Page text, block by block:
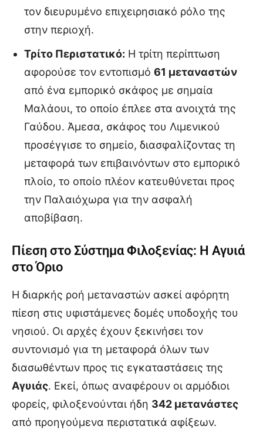
τον διευρυμένο επιχειρησιακό ρόλο της
στην περιοχή.
Τρίτο Περιστατικό: Η τρίτη περίπτωση
αφορούσε τον εντοπισμό 61 μεταναστών
από ένα εμπορικό σκάφος με σημαία
Μαλάουι, το οποίο έπλεε στα ανοιχτά της
Γαύδου. Άμεσα, σκάφος του Λιμενικού
προσέγγισε το σημείο, διασφαλίζοντας τη
μεταφορά των επιβαινόντων στο εμπορικό
πλοίο, το οποίο πλέον κατευθύνεται προς
την Παλαιόχωρα για την ασφαλή
αποβίβαση.
Πίεση στο Σύστημα Φιλοξενίας: Η Αγυιά
στο Όριο
Η διαρκής ροή μεταναστών ασκεί αφόρητη
πίεση στις υφιστάμενες δομές υποδοχής του
νησιού. Οι αρχές έχουν ξεκινήσει τον
συντονισμό για τη μεταφορά όλων των
διασωθέντων προς τις εγκαταστάσεις της
Αγυιάς. Εκεί, όπως αναφέρουν οι αρμόδιοι
φορείς, φιλοξενούνται ήδη 342 μετανάστες
από προηγούμενα περιστατικά αφίξεων.